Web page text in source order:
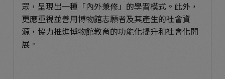
眾，呈現出一種「內外兼修」的學習模式。此外，
更應重視並善用博物館志願者及其產生的社會資
源，協力推進博物館教育的功能化提升和社會化開
展。